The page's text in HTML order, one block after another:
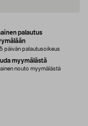
palautus
päivän palautusoikeus
myymälästä
nouto myymälästä